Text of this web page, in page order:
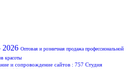
Оптовая и розничная продажа профессиональной
красоты
и сопровождение сайтов : 757 Студия